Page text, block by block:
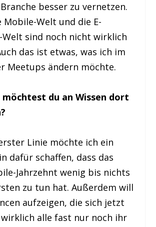
besser zu vernetzen.
Mobile-Welt und die E-
Welt sind noch nicht wirklich
das ist etwas, was ich im
Meetups ändern möchte.
möchtest du an Wissen dort
Linie möchte ich ein
dafür schaffen, dass das
Jahrzehnt wenig bis nichts
zu tun hat. Außerdem will
aufzeigen, die sich jetzt
alle fast nur noch ihr